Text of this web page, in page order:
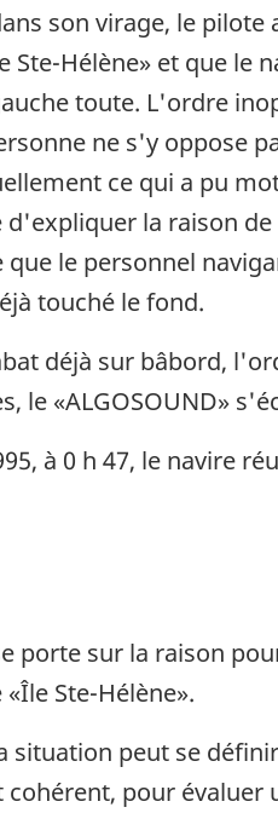
son virage, le
Ste-Hélène» et que le
toute. L'ordre
ne s'y oppose
ce qui a pu
la raison
que le personnel
touché le fond.
déjà sur bâbord,
le «ALGOSOUND»
à 0 h 47, le navire
porte sur la raison
Ste-Hélène».
situation peut se
pour évaluer